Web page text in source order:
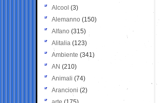
Alcool (3)
Alemanno (150)
Alfano (315)
Alitalia (123)
Ambiente (341)
AN (210)
Animali (74)
Arancioni (2)